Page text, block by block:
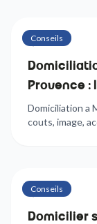
Conseils
6min
Provence
entreprise
Domiciliation a
couts, image,
Conseils
7min
Domicilier